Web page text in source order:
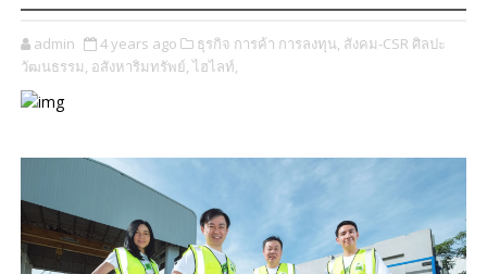
admin 4 years ago ธุรกิจ การค้า การลงทุน, สังคม-CSR ศิลปะ
วัฒนธรรม, อสังหาริมทรัพย์, ไฮไลท์,